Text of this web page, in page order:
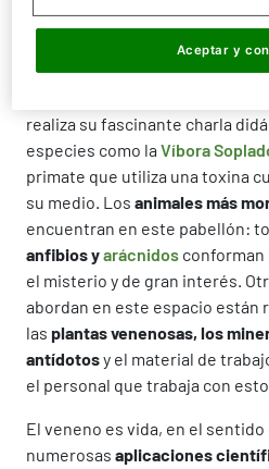
Venenoes una de las zonas
realiza su fascinante charla
especies como laVíbora
primate que utiliza una toxina
su medio. Los animales más
encuentran en este pabellón:
anfibios yarácnidos
el misterio y de gran interés.
abordan en este espacio están
las plantas venenosas, los
antídotosy el material de
el personal que trabaja con
El veneno es vida, en el
numerosas aplicaciones
Aceptar y